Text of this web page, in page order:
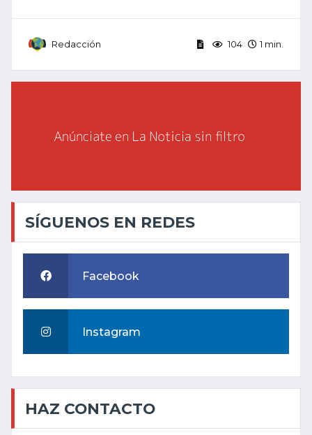
Redacción 104 1 min.
SÍGUENOS EN REDES
Facebook
Instagram
HAZ CONTACTO